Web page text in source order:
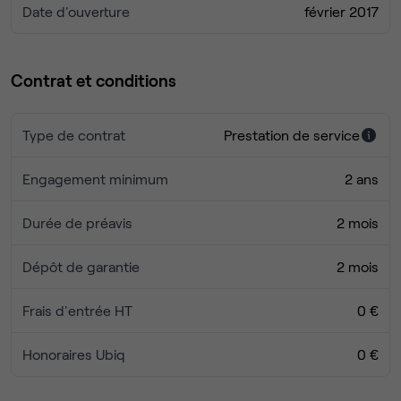
Date d'ouverture février 2017
Contrat et conditions
Type de contrat Prestation de service
Engagement minimum 2 ans
Durée de préavis 2 mois
Dépôt de garantie 2 mois
Frais d'entrée HT 0 €
Honoraires Ubiq 0 €